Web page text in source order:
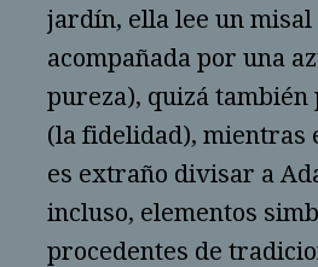
jardín, ella lee un misal
acompañada por una
pureza), quizá
(la fidelidad), mientras
es extraño divisar a
incluso, elementos
procedentes de